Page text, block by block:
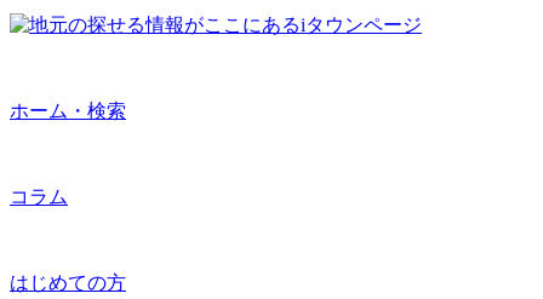
ホーム・検索
コラム
はじめての方